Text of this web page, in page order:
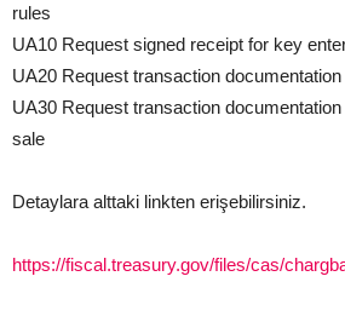
rules
UA10 Request signed receipt for key
UA20 Request transaction
UA30 Request transaction
sale
Detaylara alttaki linkten erişebilirsiniz.
https://fiscal.treasury.gov/files/cas/